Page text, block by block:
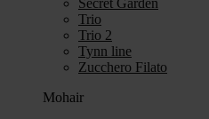
Secret Garden
Trio
Trio 2
Tynn line
Zucchero Filato
Mohair